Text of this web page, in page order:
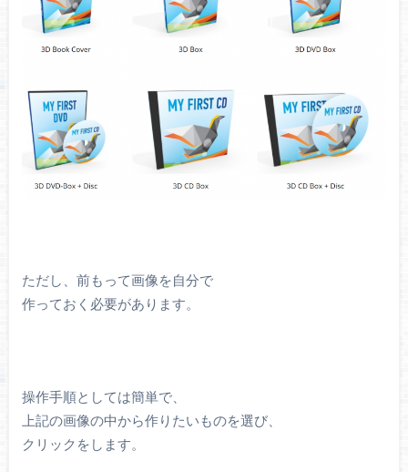
ただし、前もって画像を自分で
作っておく必要があります。
操作手順としては簡単で、
上記の画像の中から作りたいものを選び、
クリックをします。